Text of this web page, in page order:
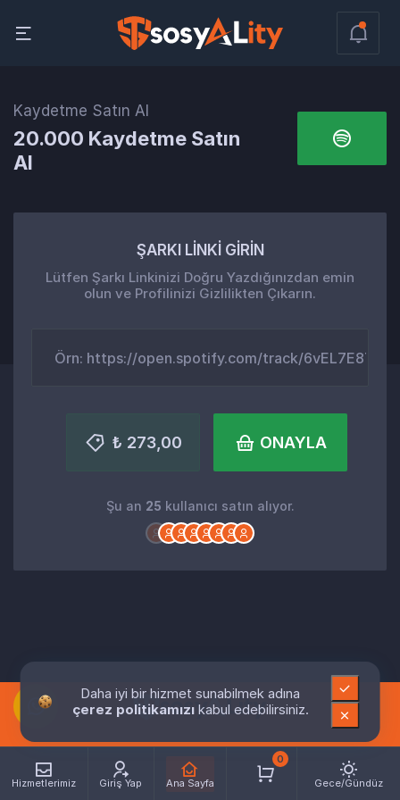
Hizmetlerimiz Giriş Yap Ana Sayfa
0
Gece/Gündüz
Kaydetme Satın Al
20.000 Kaydetme Satın
Al
ŞARKI LİNKİ GİRİN
Lütfen Şarkı Linkinizi Doğru Yazdığınızdan emin
olun ve Profilinizi Gizlilikten Çıkarın.
₺ 273,00 ONAYLA
Şu an 25 kullanıcı satın alıyor.
Daha iyi bir hizmet sunabilmek adına
çerez politikamızı kabul edebilirsiniz.